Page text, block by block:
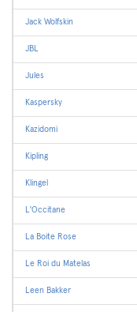
Jack Wolfskin
JBL
Jules
Kaspersky
Kazidomi
Kipling
Klingel
L'Occitane
La Boite Rose
Le Roi du Matelas
Leen Bakker